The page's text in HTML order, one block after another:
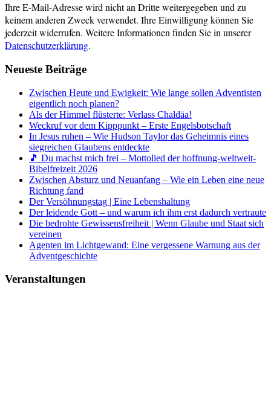
Ihre E-Mail-Adresse wird nicht an Dritte weitergegeben und zu
keinem anderen Zweck verwendet. Ihre Einwilligung können Sie
jederzeit widerrufen. Weitere Informationen finden Sie in unserer
Datenschutzerklärung.
Neueste Beiträge
Zwischen Heute und Ewigkeit: Wie lange sollen Adventisten
eigentlich noch planen?
Als der Himmel flüsterte: Verlass Chaldäa!
Weckruf vor dem Kipppunkt – Erste Engelsbotschaft
In Jesus ruhen – Wie Hudson Taylor das Geheimnis eines
siegreichen Glaubens entdeckte
🎵 Du machst mich frei – Mottolied der hoffnung-weltweit-
Bibelfreizeit 2026
Zwischen Absturz und Neuanfang – Wie ein Leben eine neue
Richtung fand
Der Versöhnungstag | Eine Lebenshaltung
Der leidende Gott – und warum ich ihm erst dadurch vertraute
Die bedrohte Gewissensfreiheit | Wenn Glaube und Staat sich
vereinen
Agenten im Lichtgewand: Eine vergessene Warnung aus der
Adventgeschichte
Veranstaltungen